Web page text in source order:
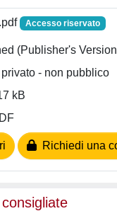
Accesso riservato
(Publisher's
- non pubblico
kB
Richiedi una